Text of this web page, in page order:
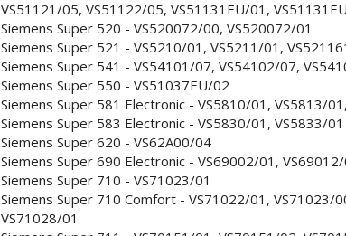
VS51121/05, VS51122/05, VS51131EU/01,
Siemens Super 520 - VS520072/00, VS520072/01
Siemens Super 521 - VS5210/01, VS5211/01,
Siemens Super 541 - VS54101/07, VS54102/07,
Siemens Super 550 - VS51037EU/02
Siemens Super 581 Electronic - VS5810/01, VS5813/
Siemens Super 583 Electronic - VS5830/01, VS5833/01
Siemens Super 620 - VS62A00/04
Siemens Super 690 Electronic - VS69002/01,
Siemens Super 710 - VS71023/01
Siemens Super 710 Comfort - VS71022/01, VS71023/
VS71028/01